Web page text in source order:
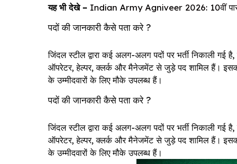
यह भी देखे – Indian Army Agniveer 2026: 10वीं पास
पदों की जानकारी कैसे पता करे ?
जिंदल स्टील द्वारा कई अलग-अलग पदों पर भर्ती निकाली गई
ऑपरेटर, हेल्पर, क्लर्क और मैनेजमेंट से जुड़े पद शामिल हैं।
के उम्मीदवारों के लिए मौके उपलब्ध हैं।
पदों की जानकारी कैसे पता करे ?
जिंदल स्टील द्वारा कई अलग-अलग पदों पर भर्ती निकाली गई
ऑपरेटर, हेल्पर, क्लर्क और मैनेजमेंट से जुड़े पद शामिल हैं।
के उम्मीदवारों के लिए मौके उपलब्ध हैं।